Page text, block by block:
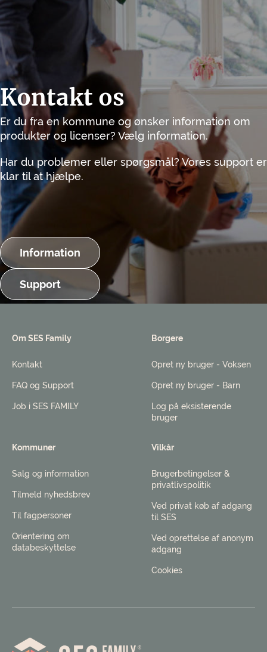
Kontakt os
Er du fra en kommune og ønsker information om
produkter og licenser? Vælg information.
Har du problemer eller spørgsmål? Vores support er
klar til at hjælpe.
Information
Support
Om SES Family
Kontakt
FAQ og Support
Job i SES FAMILY
Borgere
Opret ny bruger - Voksen
Opret ny bruger - Barn
Log på eksisterende
bruger
Kommuner
Salg og information
Tilmeld nyhedsbrev
Til fagpersoner
Orientering om
databeskyttelse
Vilkår
Brugerbetingelser &
privatlivspolitik
Ved privat køb af adgang
til SES
Ved oprettelse af anonym
adgang
Cookies